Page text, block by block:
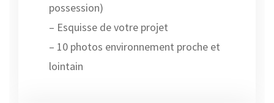
possession)
– Esquisse de votre projet
– 10 photos environnement proche et
lointain